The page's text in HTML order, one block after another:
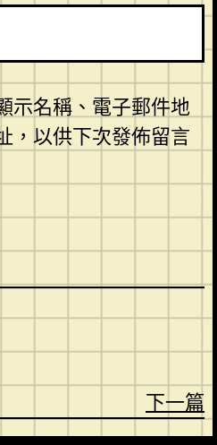
示名稱、電子郵件地
，以供下次發佈留言
下一篇